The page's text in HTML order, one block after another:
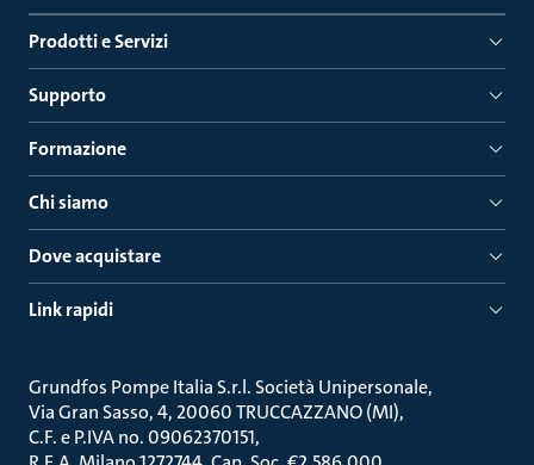
Prodotti e Servizi
Supporto
Formazione
Chi siamo
Dove acquistare
Link rapidi
Grundfos Pompe Italia S.r.l. Società Unipersonale
Via Gran Sasso, 4, 20060 TRUCCAZZANO (MI)
C.F. e P.IVA no. 09062370151